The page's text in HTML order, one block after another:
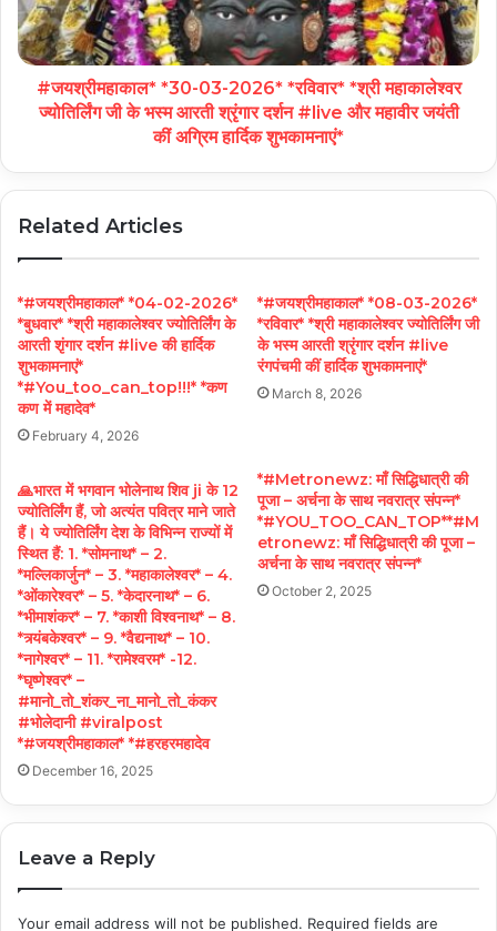
#जयश्रीमहाकाल* *30-03-2026* *रविवार* *श्री महाकालेश्वर
ज्योतिर्लिंग जी के भस्म आरती श्रृंगार दर्शन #live और महावीर जयंती
कीं अग्रिम हार्दिक शुभकामनाएं*
Related Articles
*#जयश्रीमहाकाल* *04-02-2026*
*बुधवार* *श्री महाकालेश्वर ज्योतिर्लिंग के
आरती शृंगार दर्शन #live की हार्दिक
शुभकामनाएं*
*#You_too_can_top!!!* *कण
कण में महादेव*
February 4, 2026
*#जयश्रीमहाकाल* *08-03-2026*
*रविवार* *श्री महाकालेश्वर ज्योतिर्लिंग जी
के भस्म आरती श्रृंगार दर्शन #live
रंगपंचमी कीं हार्दिक शुभकामनाएं*
March 8, 2026
‎🙏भारत में भगवान भोलेनाथ शिव ji के 12
ज्योतिर्लिंग हैं, जो अत्यंत पवित्र माने जाते
हैं। ये ज्योतिर्लिंग देश के विभिन्न राज्यों में
स्थित हैं: ‎1. *सोमनाथ* – 2.
*मल्लिकार्जुन* – ‎3. *महाकालेश्वर* – 4.
*ओंकारेश्वर* – ‎5. *केदारनाथ* – 6.
*भीमाशंकर* – ‎7. *काशी विश्वनाथ* – 8.
*त्र्यंबकेश्वर* – ‎9. *वैद्यनाथ* – 10.
*नागेश्वर* – ‎11. *रामेश्वरम* -12.
*घृष्णेश्वर* –
#मानो_तो_शंकर_ना_मानो_तो_कंकर
#भोलेदानी #viralpost
*#जयश्रीमहाकाल* *#हरहरमहादेव
December 16, 2025
*#Metronewz: माँ सिद्धिधात्री की
पूजा – अर्चना के साथ नवरात्र संपन्न*
*#YOU_TOO_CAN_TOP**#M
etronewz: माँ सिद्धिधात्री की पूजा –
अर्चना के साथ नवरात्र संपन्न*
October 2, 2025
Leave a Reply
Your email address will not be published. Required fields are